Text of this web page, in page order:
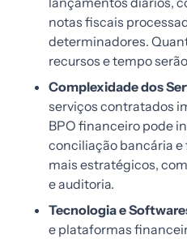
notas fiscais
determinadores.
recursos e tempo
Complexidade dos
serviços contratados
BPO financeiro pode
conciliação bancária e
mais estratégicos,
e auditoria.
Tecnologia e
e plataformas